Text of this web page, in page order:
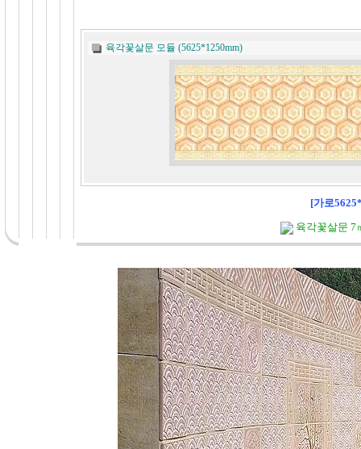
육각꽃살문 모듈 (5625*1250mm)
[가로
육각꽃살문 7